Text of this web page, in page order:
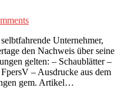
Unternehmer,
den Nachweis über seine
gelten: – Schaublätter –
– Ausdrucke aus dem
gem. Artikel…